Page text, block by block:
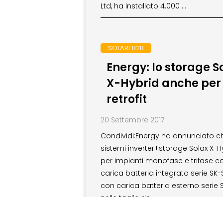
Ltd, ha installato 4.000 …
SOLAREB2B
Energy: lo storage
X-Hybrid anche per
retrofit
20 Settembre 2017
Condividi:Energy ha annunciato
sistemi inverter+storage Solax X-
per impianti monofase e trifase
carica batteria integrato serie SK-
con carica batteria esterno serie